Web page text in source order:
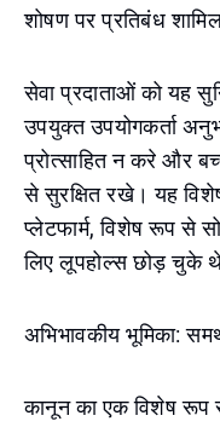
शोषण पर प्रतिबंध
सेवा प्रदाताओं को यह
उपयुक्त उपयोगकर्ता
प्रोत्साहित न करे और
से सुरक्षित रखे। यह
प्लेटफार्म, विशेष रूप से
लिए लूपहोल्स छोड़ चुके
अभिभावकीय भूमिका:
कानून का एक विशेष रूप